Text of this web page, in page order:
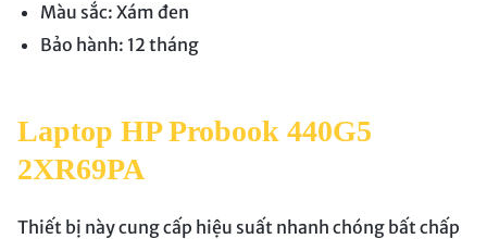
Màu sắc: Xám đen
Bảo hành: 12 tháng
Laptop HP Probook 440G5
2XR69PA
Thiết bị này cung cấp hiệu suất nhanh chóng bất chấp